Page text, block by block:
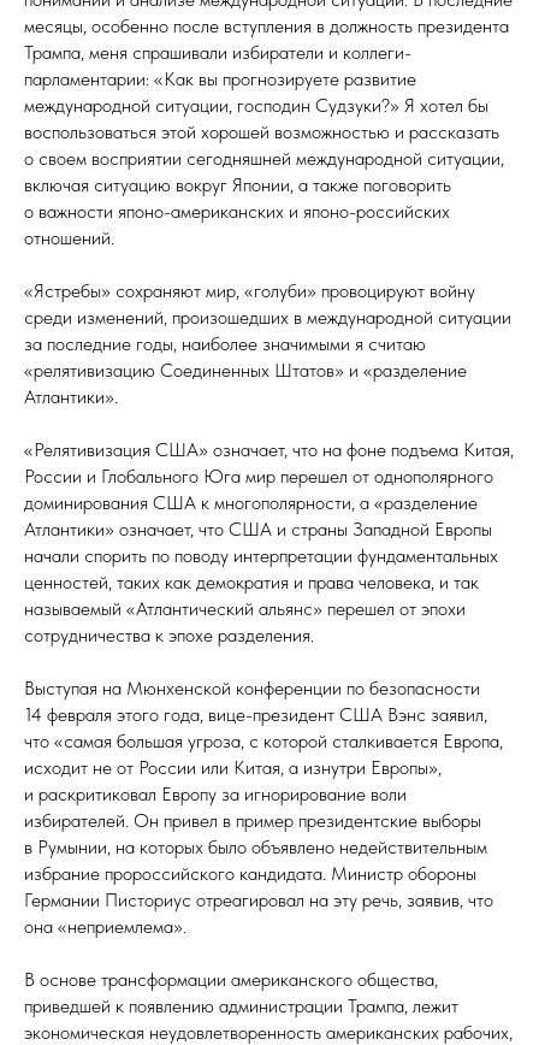
месяцы, особенно после вступления в должность президента
Трампа, меня спрашивали избиратели и коллеги-
парламентарии: «Как вы прогнозируете развитие
международной ситуации, господин Судзуки?» Я хотел бы
воспользоваться этой хорошей возможностью и рассказать
о своем восприятии сегодняшней международной ситуации,
включая ситуацию вокруг Японии, а также поговорить
о важности японо-американских и японо-российских
отношений.
«Ястребы» сохраняют мир, «голуби» провоцируют войну
среди изменений, произошедших в международной ситуации
за последние годы, наиболее значимыми я считаю
«релятивизацию Соединенных Штатов» и «разделение
Атлантики».
«Релятивизация США» означает, что на фоне подъема Китая,
России и Глобального Юга мир перешел от однополярного
доминирования США к многополярности, а «разделение
Атлантики» означает, что США и страны Западной Европы
начали спорить по поводу интерпретации фундаментальных
ценностей, таких как демократия и права человека, и так
называемый «Атлантический альянс» перешел от эпохи
сотрудничества к эпохе разделения.
Выступая на Мюнхенской конференции по безопасности
14 февраля этого года, вице-президент США Вэнс заявил,
что «самая большая угроза, с которой сталкивается Европа,
исходит не от России или Китая, а изнутри Европы»,
и раскритиковал Европу за игнорирование воли
избирателей. Он привел в пример президентские выборы
в Румынии, на которых было объявлено недействительным
избрание пророссийского кандидата. Министр обороны
Германии Писториус отреагировал на эту речь, заявив, что
она «неприемлема».
В основе трансформации американского общества,
приведшей к появлению администрации Трампа, лежит
экономическая неудовлетворенность американских рабочих,